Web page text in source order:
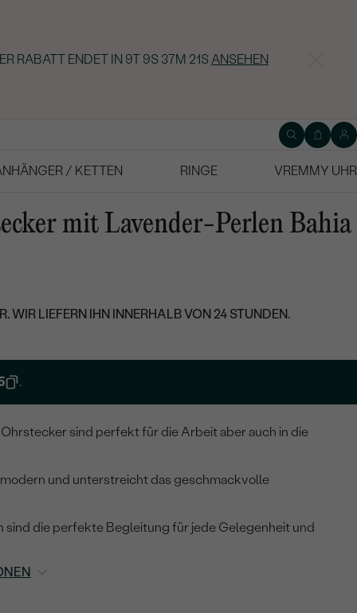
RABATT ENDET IN 9T 9S 37M 20S ANSEHEN
/ KETTEN RINGE
VREMMY UHR
mit Lavender-Perlen Bahia
WIR LIEFERN IHN INNERHALB VON 24 STUNDEN.
.
sind perfekt für die Arbeit aber auch in die
und unterstreicht das geschmackvolle
sind die perfekte Begleitung für jede Gelegenheit und